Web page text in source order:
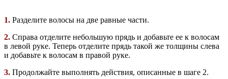
1. Разделите волосы на две равные части.
2. Справа отделите небольшую прядь и добавьте ее к волосам
в левой руке. Теперь отделите прядь такой же толщины слева
и добавьте к волосам в правой руке.
3. Продолжайте выполнять действия, описанные в шаге 2.